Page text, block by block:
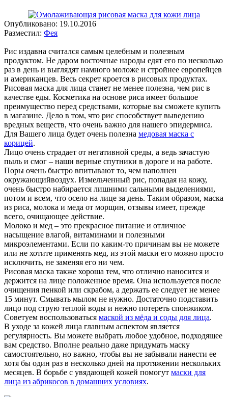
Опубликовано: 19.10.2016
Разместил: Фея
Рис издавна считался самым целебным и полезным
продуктом. Не даром восточные народы едят его по несколько
раз в день и выглядят намного моложе и стройнее европейцев
и американцев. Весь секрет кроется в рисовых продуктах.
Рисовая маска для лица станет не менее полезна, чем рис в
качестве еды. Косметика на основе риса имеет большое
преимущество перед средствами, которые вы сможете купить
в магазине. Дело в том, что рис способствует выведению
вредных веществ, что очень важно для нашего эпидермиса.
Для Вашего лица будет очень полезна медовая маска с
корицей.
Лицо очень страдает от негативной среды, а ведь зачастую
пыль и смог – наши верные спутники в дороге и на работе.
Поры очень быстро впитывают то, чем наполнен
окружающийвоздух. Измельченный рис, попадая на кожу,
очень быстро набирается лишними сальными выделениями,
потом и всем, что осело на лице за день. Таким образом, маска
из риса, молока и меда от морщин, отзывы имеет, прежде
всего, очищающее действие.
Молоко и мед – это прекрасное питание и отличное
насыщение влагой, витаминами и полезными
микроэлементами. Если по каким-то причинам вы не можете
или не хотите применять мед, из этой маски его можно просто
исключить, не заменяя его ни чем.
Рисовая маска также хороша тем, что отлично наносится и
держится на лице положенное время. Она используется после
очищения пенкой или скрабом, а держать ее следует не менее
15 минут. Смывать мылом не нужно. Достаточно подставить
лицо под струю теплой воды и нежно потереть спонжиком.
Советуем воспользоваться маской из мёда и соды для лица.
В уходе за кожей лица главным аспектом является
регулярность. Вы можете выбрать любое удобное, подходящее
вам средство. Вполне реально даже придумать маску
самостоятельно, но важно, чтобы вы не забывали нанести ее
хотя бы один раз в несколько дней на протяжении нескольких
месяцев. В борьбе с увядающей кожей помогут маски для
лица из абрикосов в домашних условиях.